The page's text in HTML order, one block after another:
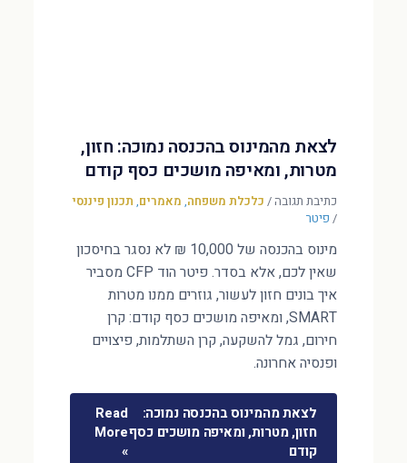
לצאת מהמינוס בהכנסה נמוכה: חזון,
מטרות, ומאיפה מושכים כסף קודם
כתיבת תגובה/ כלכלת משפחה, מאמרים, תכנון פיננסי
/ פיטר
מינוס בהכנסה של 10,000 ₪ לא נסגר בחיסכון
שאין לכם, אלא בסדר. פיטר הוד CFP מסביר
איך בונים חזון לעשור, גוזרים ממנו מטרות
SMART, ומאיפה מושכים כסף קודם: קרן
חירום, גמל להשקעה, קרן השתלמות, פיצויים
ופנסיה אחרונה.
לצאת מהמינוס בהכנסה נמוכה:
חזון, מטרות, ומאיפה מושכים כסף
קודם
Read
More
»